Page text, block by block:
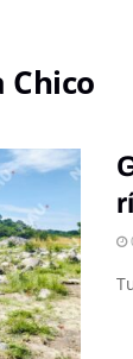
Chico